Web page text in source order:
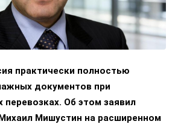
практически полностью
документов при
Об этом заявил
Мишустин на расширенном